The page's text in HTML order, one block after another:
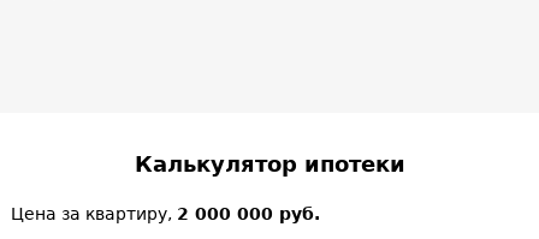
Калькулятор ипотеки
Цена за квартиру, 2 000 000 руб.